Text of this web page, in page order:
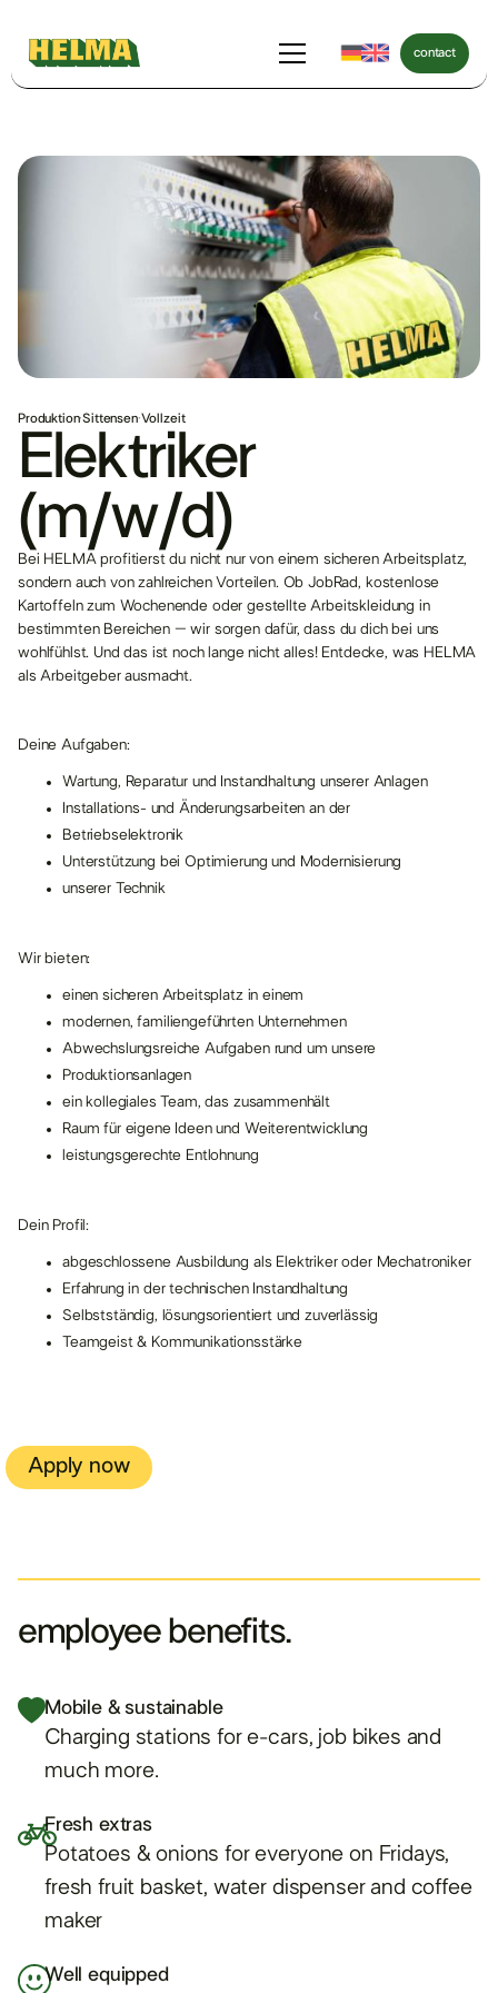
contact
Produktion·Sittensen·Vollzeit
Elektriker
(m/w/d)
Bei HELMA profitierst du nicht nur von einem sicheren Arbeitsplatz,
sondern auch von zahlreichen Vorteilen. Ob JobRad, kostenlose
Kartoffeln zum Wochenende oder gestellte Arbeitskleidung in
bestimmten Bereichen – wir sorgen dafür, dass du dich bei uns
wohlfühlst. Und das ist noch lange nicht alles! Entdecke, was HELMA
als Arbeitgeber ausmacht.
Deine Aufgaben:
Wartung, Reparatur und Instandhaltung unserer Anlagen
Installations- und Änderungsarbeiten an der
Betriebselektronik
Unterstützung bei Optimierung und Modernisierung
unserer Technik
Wir bieten:
einen sicheren Arbeitsplatz in einem
modernen, familiengeführten Unternehmen
Abwechslungsreiche Aufgaben rund um unsere
Produktionsanlagen
ein kollegiales Team, das zusammenhält
Raum für eigene Ideen und Weiterentwicklung
leistungsgerechte Entlohnung
Dein Profil:
abgeschlossene Ausbildung als Elektriker oder Mechatroniker
Erfahrung in der technischen Instandhaltung
Selbstständig, lösungsorientiert und zuverlässig
Teamgeist & Kommunikationsstärke
Apply now
employee benefits.
Mobile & sustainable
Charging stations for e-cars, job bikes and
much more.
Fresh extras
Potatoes & onions for everyone on Fridays,
fresh fruit basket, water dispenser and coffee
maker
Well equipped